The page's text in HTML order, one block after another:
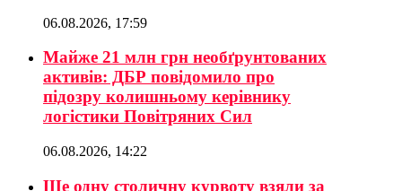
06.08.2026, 17:59
Майже 21 млн грн необґрунтованих
активів: ДБР повідомило про
підозру колишньому керівнику
логістики Повітряних Сил
06.08.2026, 14:22
Ще одну столичну курвоту взяли за